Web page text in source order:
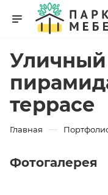
Уличный
террасе
Главная —
Фотогалерея